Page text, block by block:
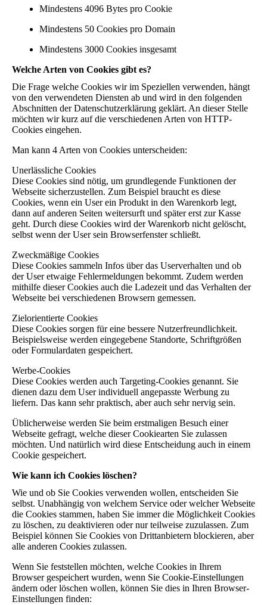
Mindestens 4096 Bytes pro Cookie
Mindestens 50 Cookies pro Domain
Mindestens 3000 Cookies insgesamt
Welche Arten von Cookies gibt es?
Die Frage welche Cookies wir im Speziellen verwenden, hängt
von den verwendeten Diensten ab und wird in den folgenden
Abschnitten der Datenschutzerklärung geklärt. An dieser Stelle
möchten wir kurz auf die verschiedenen Arten von HTTP-
Cookies eingehen.
Man kann 4 Arten von Cookies unterscheiden:
Unerlässliche Cookies
Diese Cookies sind nötig, um grundlegende Funktionen der
Webseite sicherzustellen. Zum Beispiel braucht es diese
Cookies, wenn ein User ein Produkt in den Warenkorb legt,
dann auf anderen Seiten weitersurft und später erst zur Kasse
geht. Durch diese Cookies wird der Warenkorb nicht gelöscht,
selbst wenn der User sein Browserfenster schließt.
Zweckmäßige Cookies
Diese Cookies sammeln Infos über das Userverhalten und ob
der User etwaige Fehlermeldungen bekommt. Zudem werden
mithilfe dieser Cookies auch die Ladezeit und das Verhalten der
Webseite bei verschiedenen Browsern gemessen.
Zielorientierte Cookies
Diese Cookies sorgen für eine bessere Nutzerfreundlichkeit.
Beispielsweise werden eingegebene Standorte, Schriftgrößen
oder Formulardaten gespeichert.
Werbe-Cookies
Diese Cookies werden auch Targeting-Cookies genannt. Sie
dienen dazu dem User individuell angepasste Werbung zu
liefern. Das kann sehr praktisch, aber auch sehr nervig sein.
Üblicherweise werden Sie beim erstmaligen Besuch einer
Webseite gefragt, welche dieser Cookiearten Sie zulassen
möchten. Und natürlich wird diese Entscheidung auch in einem
Cookie gespeichert.
Wie kann ich Cookies löschen?
Wie und ob Sie Cookies verwenden wollen, entscheiden Sie
selbst. Unabhängig von welchem Service oder welcher Webseite
die Cookies stammen, haben Sie immer die Möglichkeit Cookies
zu löschen, zu deaktivieren oder nur teilweise zuzulassen. Zum
Beispiel können Sie Cookies von Drittanbietern blockieren, aber
alle anderen Cookies zulassen.
Wenn Sie feststellen möchten, welche Cookies in Ihrem
Browser gespeichert wurden, wenn Sie Cookie-Einstellungen
ändern oder löschen wollen, können Sie dies in Ihren Browser-
Einstellungen finden: